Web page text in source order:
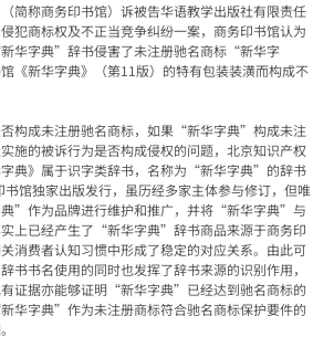
简称商务印书馆）诉被告华语教学出版社有限责任
犯商标权及不正当竞争纠纷一案，商务印书馆认为
新华字典” 辞书侵害了未注册驰名商标 “新华字
《新华字典》（第11 版）的特有包装装潢而构成不
构成未注册驰名商标，如果 “新华字典” 构成未注
施的被诉行为是否构成侵权的问题，北京知识产权
典》属于识字类辞书，名称为 “新华字典” 的辞书
书馆独家出版发行，虽历经多家主体参与修订，但唯
” 作为品牌进行维护和推广，并将 “新华字典” 与
上已经产生了 “新华字典” 辞书商品来源于商务印
消费者认知习惯中形成了稳定的对应关系。由此可
书书名使用的同时也发挥了辞书来源的识别作用，
证据亦能够证明 “新华字典” 已经达到驰名商标的
新华字典” 作为未注册商标符合驰名商标保护要件的